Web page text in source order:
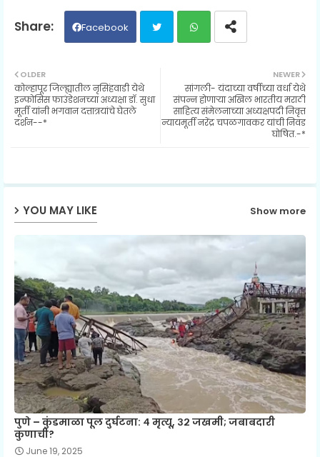
Facebook
ats
ap
NEWER
सांगली- यंदाच्या वर्षीच्या वर्धा येथे
संपन्न होणाऱ्या अखिल भारतीय मराठी
साहित्य संमेलनाच्या अध्यक्षपदी निवृत्त
न्यायमूर्ती नरेंद्र चपळगावकर यांची निवड
घोषित.-*
OLDER
कोल्हापूर जिल्ह्यातील नृसिंहवाडी येथे
इन्फोसिस फाउंडेशनच्या अध्यक्षा डॉ. सुधा
मूर्ती यांनी भगवान दत्तात्रयांचे घेतले
दर्शन--*
YOU MAY LIKE Show more
पुणे – कुंडमाळा पूल दुर्घटना: ४ मृत्यू, ३२ जखमी; जबाबदारी
कुणाची?
June 19, 2025